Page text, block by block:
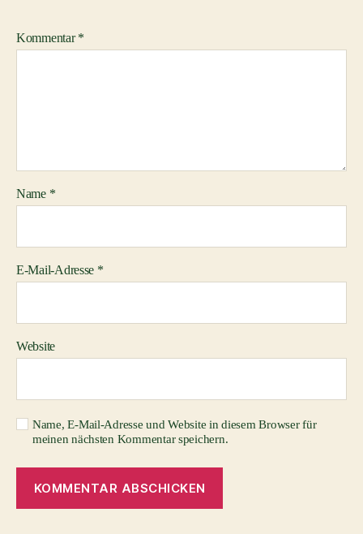
Kommentar*
Name *
E-Mail-Adresse *
Website
Name, E-Mail-Adresse und Website in diesem Browser für
meinen nächsten Kommentar speichern.